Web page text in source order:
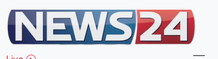
অর্থ-বাণিজ্য
চূড়ান্ত হলো পে-স্কেলের রূপরেখা: যেভাবে